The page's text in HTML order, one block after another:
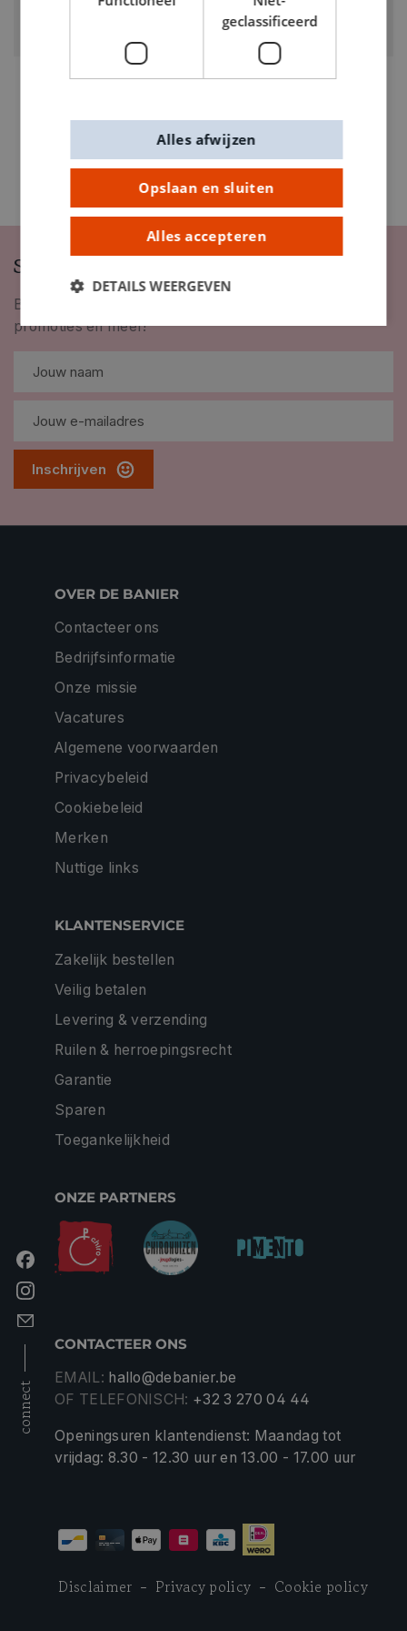
Schrijf je in op onze nieuwsbrief
Blijf op de hoogte van nieuwigheden, inspiratie,
promoties en meer!
Inschrijven
connect
OVER DE BANIER
Contacteer ons
Bedrijfsinformatie
Onze missie
Vacatures
Algemene voorwaarden
Privacybeleid
Cookiebeleid
Merken
Nuttige links
KLANTENSERVICE
Zakelijk bestellen
Veilig betalen
Levering & verzending
Ruilen & herroepingsrecht
Garantie
Sparen
Toegankelijkheid
ONZE PARTNERS
CONTACTEER ONS
EMAIL: hallo@debanier.be
OF TELEFONISCH: +32 3 270 04 44
Openingsuren klantendienst: Maandag tot
vrijdag: 8.30 - 12.30 uur en 13.00 - 17.00 uur
Disclaimer Privacy policy Cookie policy
geclassificeerd
Opslaan en sluiten
Alles accepteren
Alles afwijzen
DETAILS WEERGEVEN